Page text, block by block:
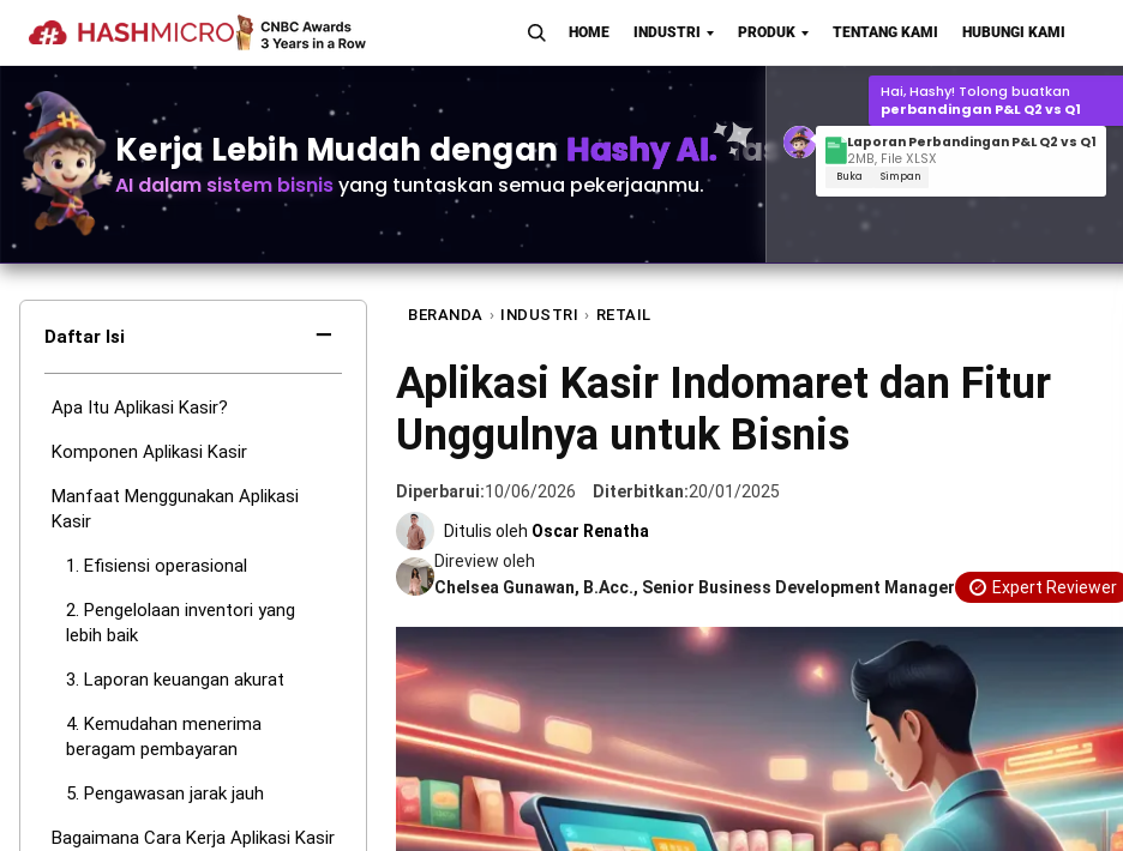
HOME INDUSTRI PRODUK TENTANG KAMI HUBUNGI KAMI
Kerja Lebih Mudah dengan Hashy AI.
AI dalam sistem bisnisyang tuntaskan semua pekerjaanmu.
2MB, File XLSX
Berapaprediksi permintaan Kaos
Polo di Q1 2026?
Daftar Isi −
Apa Itu Aplikasi Kasir?
Komponen Aplikasi Kasir
Manfaat Menggunakan Aplikasi
Kasir
1. Efisiensi operasional
2. Pengelolaan inventori yang
lebih baik
3. Laporan keuangan akurat
4. Kemudahan menerima
beragam pembayaran
5. Pengawasan jarak jauh
Bagaimana Cara Kerja Aplikasi Kasir
BERANDA › INDUSTRI › RETAIL
Aplikasi Kasir Indomaret dan Fitur
Unggulnya untuk Bisnis
Diperbarui:10/06/2026 Diterbitkan:20/01/2025
Ditulis oleh Oscar Renatha
Direview oleh
Chelsea Gunawan, B.Acc., Senior Business Development Manager
Expert Reviewer